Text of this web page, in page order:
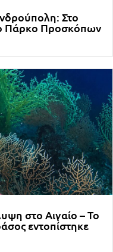
Στο
Πάρκο Προσκόπων
στο Αιγαίο – Το
εντοπίστηκε